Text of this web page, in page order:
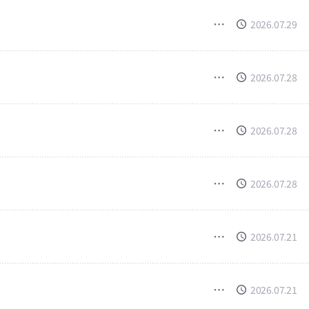
2026.07.29
2026.07.28
2026.07.28
2026.07.28
2026.07.21
2026.07.21